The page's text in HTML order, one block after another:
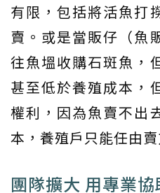
有限，包括將活魚打
賣。或是當販仔（魚
往魚塭收購石斑魚，
甚至低於養殖成本，
權利，因為魚賣不出
本，養殖戶只能任由賣
團隊擴大 用專業